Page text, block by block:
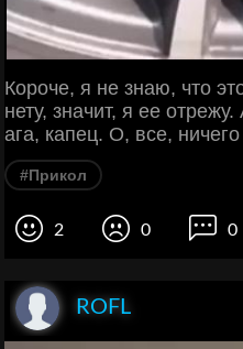
Короче, я не знаю, что
нету, значит, я ее
ага, капец. О, все,
#Прикол
2 0 0
ROFL